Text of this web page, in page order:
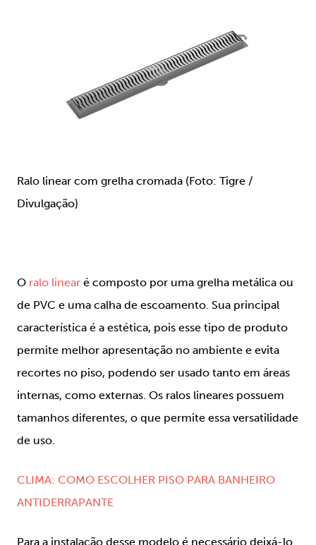
Ralo linear com grelha cromada (Foto: Tigre /
Divulgação)
O ralo linear é composto por uma grelha metálica ou
de PVC e uma calha de escoamento. Sua principal
característica é a estética, pois esse tipo de produto
permite melhor apresentação no ambiente e evita
recortes no piso, podendo ser usado tanto em áreas
internas, como externas. Os ralos lineares possuem
tamanhos diferentes, o que permite essa versatilidade
de uso.
CLIMA: COMO ESCOLHER PISO PARA BANHEIRO
ANTIDERRAPANTE
Para a instalação desse modelo é necessário deixá-lo